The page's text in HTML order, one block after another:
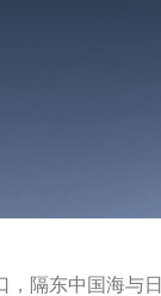
，隔东中国海与